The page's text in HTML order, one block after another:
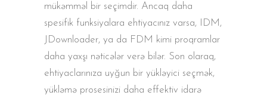
mükəmməl bir seçimdir. Ancaq daha
spesifik funksiyalara ehtiyacınız varsa, IDM,
JDownloader, ya da FDM kimi proqramlar
daha yaxşı nəticələr verə bilər. Son olaraq,
ehtiyaclarınıza uyğun bir yükləyici seçmək,
yükləmə prosesinizi daha effektiv idarə